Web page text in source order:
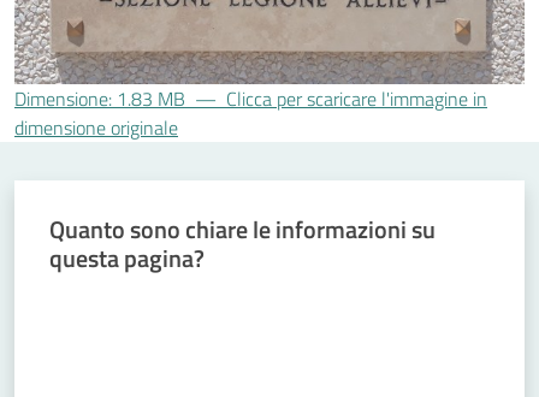
Amministrazione
trasparente
Cosa facciamo
Dimensione: 1.83 MB — Clicca per scaricare l'immagine in
dimensione originale
Quanto sono chiare le informazioni su
questa pagina?